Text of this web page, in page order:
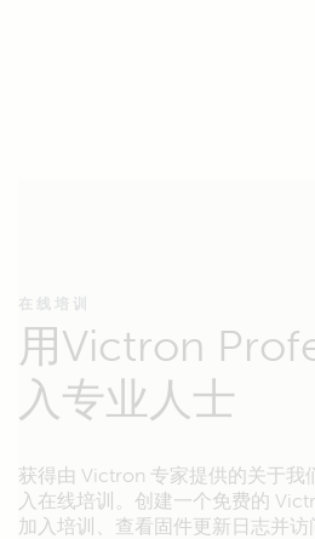
在线培训
用Victron
入专业人士
获得由 Victron 专家提供的关于我
入在线培训。创建一个免费的
加入培训、查看固件更新日志并